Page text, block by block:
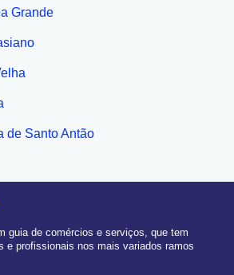
Grande
de Santo Antão
guia de comércios e serviços, que tem
e profissionais nos mais variados ramos